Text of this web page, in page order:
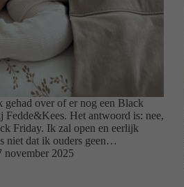
gehad over of er nog een Black
Fedde&Kees. Het antwoord is: nee,
Friday. Ik zal open en eerlijk
niet dat ik ouders geen…
november 2025